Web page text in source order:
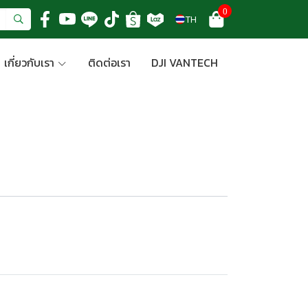
TH
0
เกี่ยวกับเรา ติดต่อเรา DJI VANTECH